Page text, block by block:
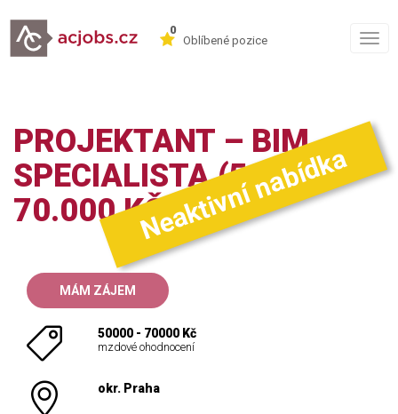
0
Oblíbené pozice
PROJEKTANT – BIM
SPECIALISTA (50–
70.000 KČ)Neaktivní nabídka
MÁM ZÁJEM
50000 - 70000 Kč
mzdové ohodnocení
okr. Praha